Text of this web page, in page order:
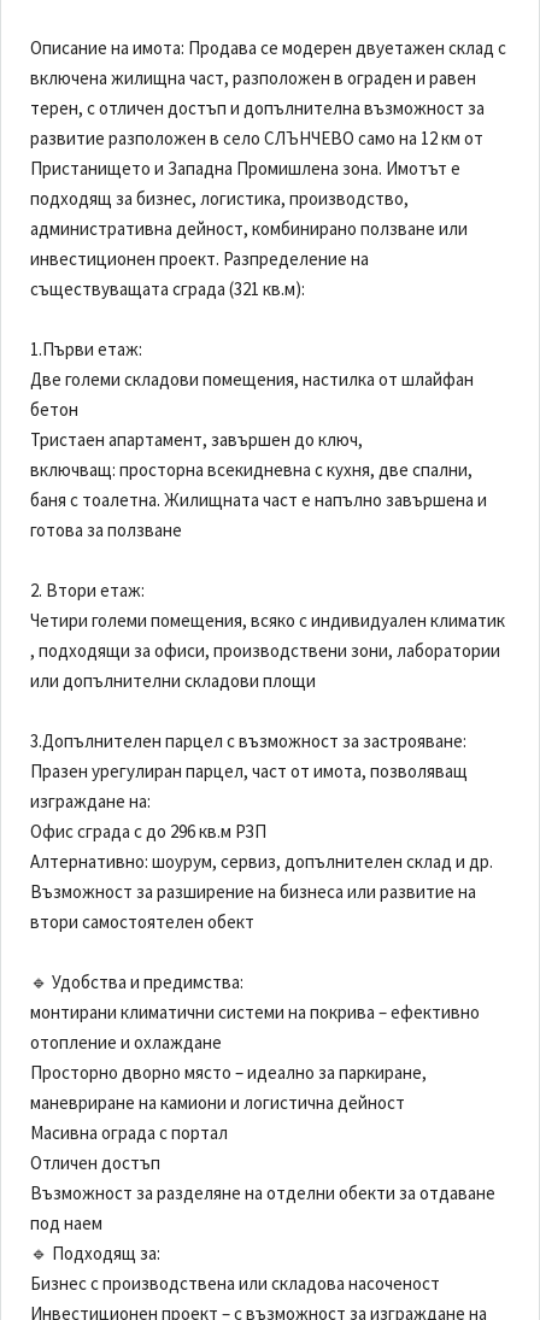
Описание на имота: Продава се модерен двуетажен склад с
включена жилищна част, разположен в ограден и равен
терен, с отличен достъп и допълнителна възможност за
развитие разположен в село СЛЪНЧЕВО само на 12 км от
Пристанището и Западна Промишлена зона. Имотът е
подходящ за бизнес, логистика, производство,
административна дейност, комбинирано ползване или
инвестиционен проект. Разпределение на
съществуващата сграда (321 кв.м):
1.Първи етаж:
Две големи складови помещения, настилка от шлайфан
бетон
Тристаен апартамент, завършен до ключ,
включващ: просторна всекидневна с кухня, две спални,
баня с тоалетна. Жилищната част е напълно завършена и
готова за ползване
2. Втори етаж:
Четири големи помещения, всяко с индивидуален климатик
, подходящи за офиси, производствени зони, лаборатории
или допълнителни складови площи
3.Допълнителен парцел с възможност за застрояване:
Празен урегулиран парцел, част от имота, позволяващ
изграждане на:
Офис сграда с до 296 кв.м РЗП
Алтернативно: шоурум, сервиз, допълнителен склад и др.
Възможност за разширение на бизнеса или развитие на
втори самостоятелен обект
🔹 Удобства и предимства:
монтирани климатични системи на покрива – ефективно
отопление и охлаждане
Просторно дворно място – идеално за паркиране,
маневриране на камиони и логистична дейност
Масивна ограда с портал
Отличен достъп
Възможност за разделяне на отделни обекти за отдаване
под наем
🔹 Подходящ за:
Бизнес с производствена или складова насоченост
Инвестиционен проект – с възможност за изграждане на